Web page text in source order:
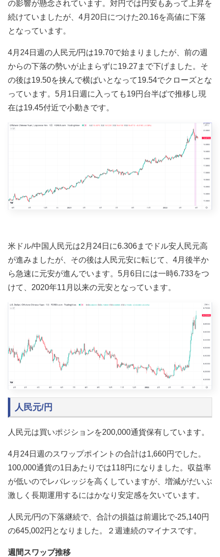
の影響が懸念されています。対円では円安もあって上昇を
続けていましたが、4月20日につけた20.16を高値に下落
となっています。
4月24日週の 人民元/円は19.70で始まりましたが、前の週
からの下落の勢いが止まらずに19.27まで下げました。そ
の後は19.50を挟んで横ばいとなって19.54でクローズとな
っています。 5月1日週に入っても19円台半ばで推移し現
在は19.45付近で小動きです。
米ドル/中国人民元は2月24日に6.306までドル安人民元高
が進みましたが、その後は人民元安に転じて、4月後半か
ら急速に元安が進んでいます。5月6日には一時6.733をつ
けて、2020年11月以来の元安となっています。
人民元/円
人民元は買いポジションを200,000通貨保有しています。
4月24日週のスワップポイントの合計は1,660円でした。
100,000通貨の1日あたりでは118円になりました。収益率
が低いのでレバレッジを高くしていますが、増減がだいぶ
激しく長期運用するにはかなり安定感を欠いています。
人民元/円の下落継続で、合計の損益は前週比で-25,140円
の645,002円となりました。２週連続のマイナスです。
週間スワップ推移